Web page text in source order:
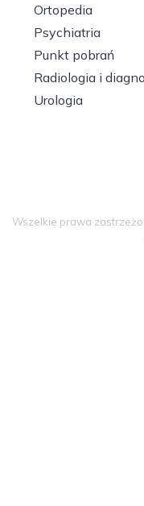
Ortopedia
Psychiatria
Punkt pobrań
Radiologia i
Urologia
Wszelkie prawa